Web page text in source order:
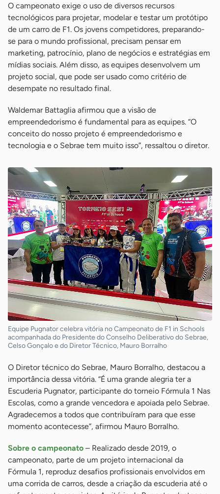
O campeonato exige o uso de diversos recursos
tecnológicos para projetar, modelar e testar um protótipo
de um carro de F1. Os jovens competidores, preparando-
se para o mundo profissional, precisam pensar em
marketing, patrocínio, plano de negócios e estratégias em
mídias sociais. Além disso, as equipes desenvolvem um
projeto social, que pode ser usado como critério de
desempate no resultado final.
Waldemar Battaglia afirmou que a visão de
empreendedorismo é fundamental para as equipes. “O
conceito do nosso projeto é empreendedorismo e
tecnologia e o Sebrae tem muito isso”, ressaltou o diretor.
Equipe Pugnator celebra vitória no Campeonato de F1 in Schools
acompanhada do Presidente do Conselho Deliberativo do Sebrae,
Celso Gonçalo e do Diretor Técnico, Mauro Borralho
O Diretor técnico do Sebrae, Mauro Borralho, destacou a
importância dessa vitória. “É uma grande alegria ter a
Escuderia Pugnator, participante do torneio Fórmula 1 Nas
Escolas, como a grande vencedora e apoiada pelo Sebrae.
Agradecemos a todos que contribuíram para que esse
momento acontecesse”, afirmou Mauro Borralho.
Sobre o campeonato – Realizado desde 2019, o
campeonato, parte de um projeto internacional da
Fórmula 1, reproduz desafios profissionais envolvidos em
uma corrida de carros, desde a criação da escuderia até o